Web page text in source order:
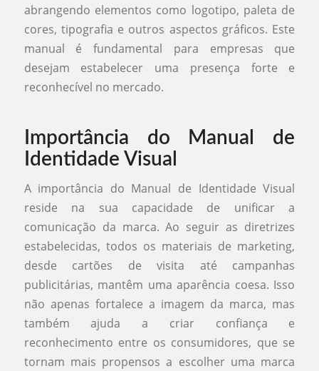
abrangendo elementos como logotipo, paleta de
cores, tipografia e outros aspectos gráficos. Este
manual é fundamental para empresas que
desejam estabelecer uma presença forte e
reconhecível no mercado.
Importância do Manual de
Identidade Visual
A importância do Manual de Identidade Visual
reside na sua capacidade de unificar a
comunicação da marca. Ao seguir as diretrizes
estabelecidas, todos os materiais de marketing,
desde cartões de visita até campanhas
publicitárias, mantêm uma aparência coesa. Isso
não apenas fortalece a imagem da marca, mas
também ajuda a criar confiança e
reconhecimento entre os consumidores, que se
tornam mais propensos a escolher uma marca